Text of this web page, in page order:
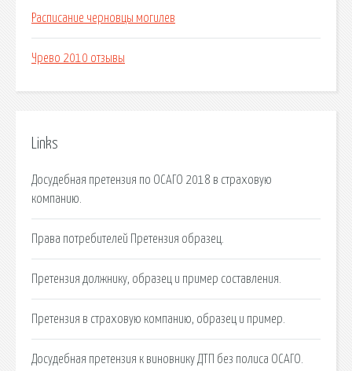
Расписание черновцы могилев
Чрево 2010 отзывы
Links
Досудебная претензия по ОСАГО 2018 в страховую
компанию.
Права потребителей Претензия образец.
Претензия должнику, образец и пример составления.
Претензия в страховую компанию, образец и пример.
Досудебная претензия к виновнику ДТП без полиса ОСАГО.